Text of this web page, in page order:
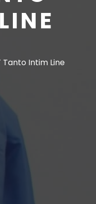
Intim Line